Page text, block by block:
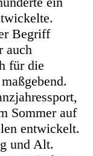
Begriff
auch
für die
Sommer auf
entwickelt.
und Alt.